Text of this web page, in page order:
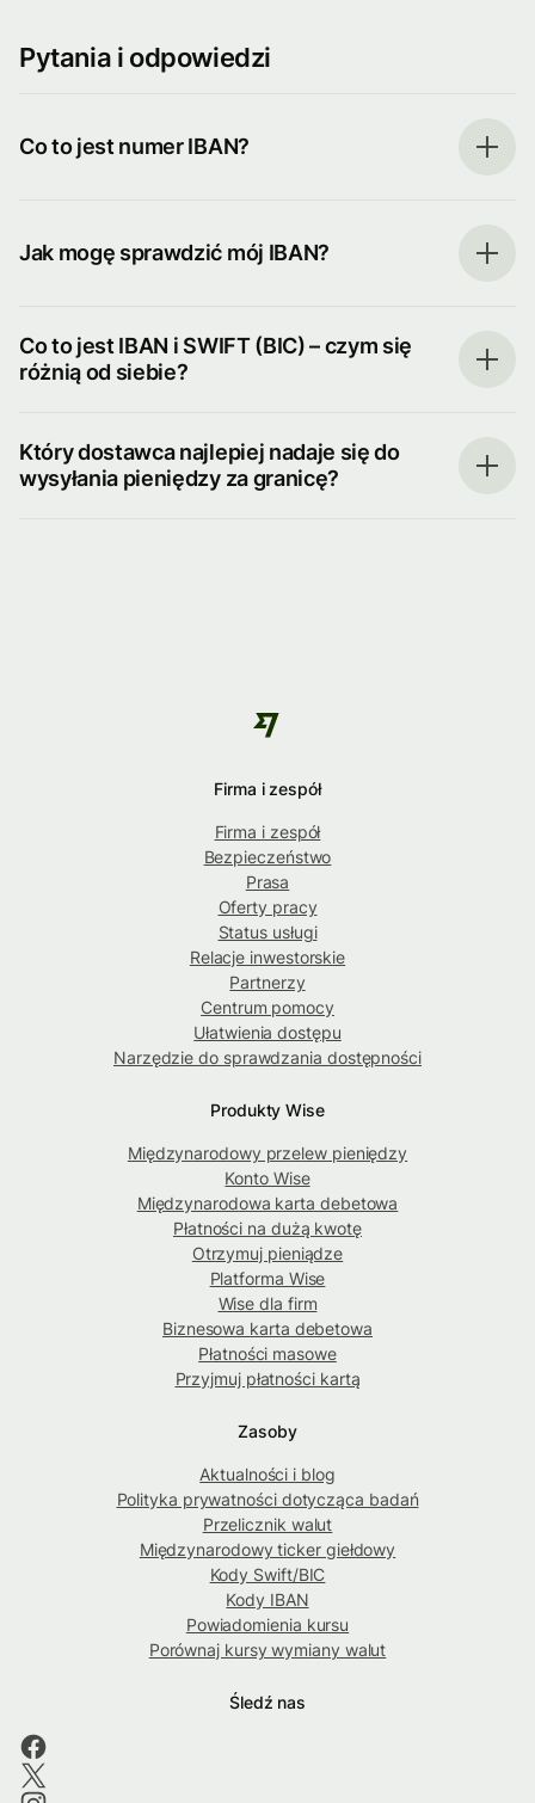
Pytania i odpowiedzi
Co to jest numer IBAN?
Jak mogę sprawdzić mój IBAN?
Co to jest IBAN i SWIFT (BIC) – czym się
różnią od siebie?
Który dostawca najlepiej nadaje się do
wysyłania pieniędzy za granicę?
Firma i zespół
Firma i zespół
Bezpieczeństwo
Prasa
Oferty pracy
Status usługi
Relacje inwestorskie
Partnerzy
Centrum pomocy
Ułatwienia dostępu
Narzędzie do sprawdzania dostępności
Produkty Wise
Międzynarodowy przelew pieniędzy
Konto Wise
Międzynarodowa karta debetowa
Płatności na dużą kwotę
Otrzymuj pieniądze
Platforma Wise
Wise dla firm
Biznesowa karta debetowa
Płatności masowe
Przyjmuj płatności kartą
Zasoby
Aktualności i blog
Polityka prywatności dotycząca badań
Przelicznik walut
Międzynarodowy ticker giełdowy
Kody Swift/BIC
Kody IBAN
Powiadomienia kursu
Porównaj kursy wymiany walut
Śledź nas